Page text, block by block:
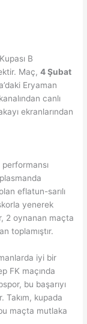
B
Maç,4 Şubat
Eryaman
canlı
ekranlarından
eflatun-sarılı
yenerek
2 oynanan maçta
toplamıştır.
iyi bir
FK maçında
bu başarıyı
Takım, kupada
maçta mutlaka